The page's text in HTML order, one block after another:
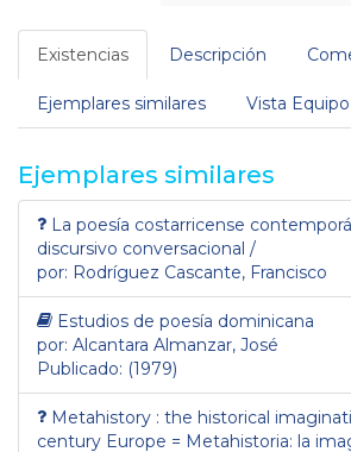
Existencias Descripción
Ejemplares similares Vista Equipo
Ejemplares similares
La poesía costarricense
discursivo conversacional /
por: Rodríguez Cascante, Francisco
Estudios de poesía dominicana
por: Alcantara Almanzar, José
Publicado: (1979)
Metahistory : the historical
century Europe = Metahistoria: la